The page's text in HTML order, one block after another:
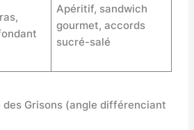
Apéritif, sandwich
gourmet, accords
sucré-salé
des Grisons (angle différenciant